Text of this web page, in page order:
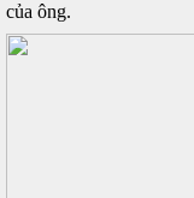
của ông.